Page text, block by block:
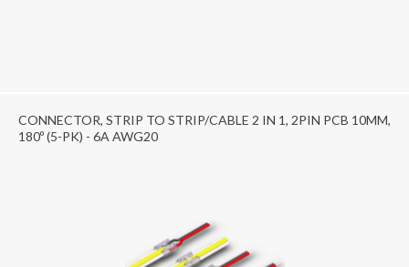
CONNECTOR, STRIP TO STRIP/CABLE 2 IN 1, 2PIN PCB 10MM,
180º (5-PK) - 6A AWG20